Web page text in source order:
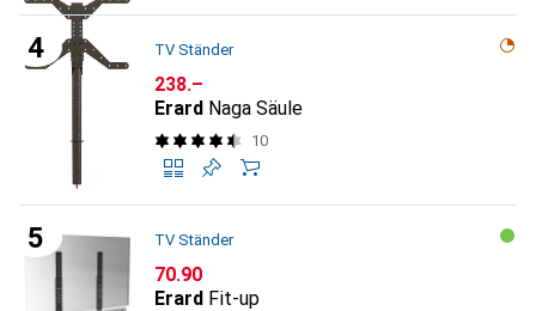
TV Ständer
CHF
238.–
Erard Naga Säule
10
TV Ständer
CHF
70.90
Erard Fit-up